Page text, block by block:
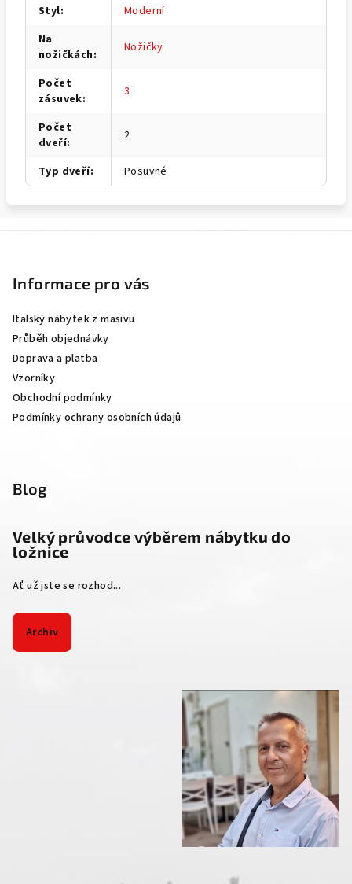
Styl:
Moderní
Na
nožičkách: Nožičky
Počet
zásuvek: 3
Počet
dveří: 2
Typ dveří: Posuvné
Informace pro vás
Italský nábytek z masivu
Průběh objednávky
Doprava a platba
Vzorníky
Obchodní podmínky
Podmínky ochrany osobních údajů
Blog
Velký průvodce výběrem nábytku do
ložnice
Ať už jste se rozhod...
Archiv